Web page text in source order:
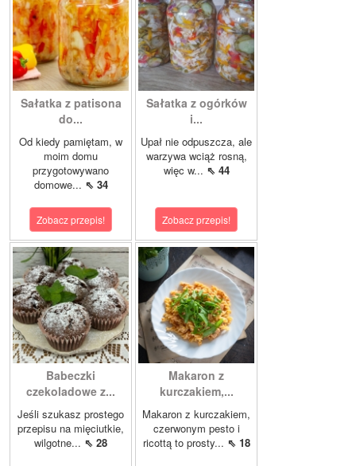
Sałatka z patisona
do...
Od kiedy pamiętam, w
moim domu
przygotowywano
domowe... ⇖ 34
Zobacz przepis!
Sałatka z ogórków
i...
Upał nie odpuszcza, ale
warzywa wciąż rosną,
więc w... ⇖ 44
Zobacz przepis!
Babeczki
czekoladowe z...
Jeśli szukasz prostego
przepisu na mięciutkie,
wilgotne... ⇖ 28
Makaron z
kurczakiem,...
Makaron z kurczakiem,
czerwonym pesto i
ricottą to prosty... ⇖ 18